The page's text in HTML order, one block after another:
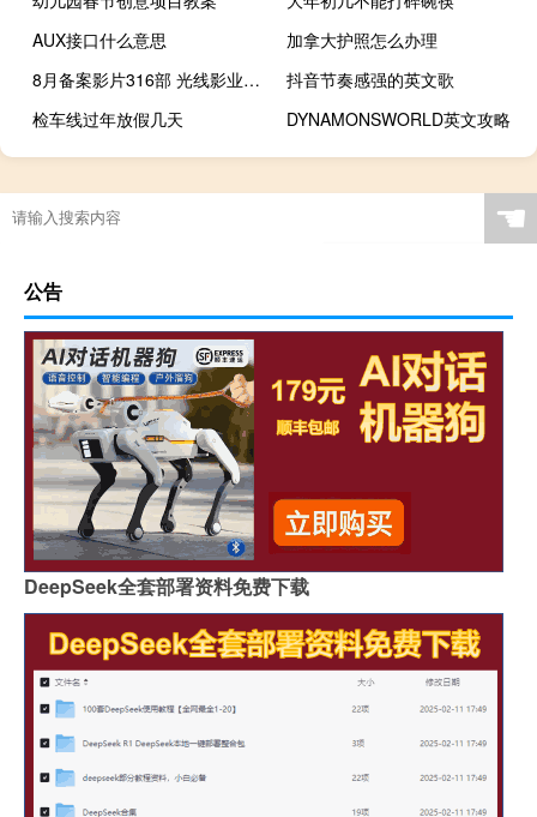
AUX接口什么意思
加拿大护照怎么办理
8月备案影片316部 光线影业领跑动画电影赛道
抖音节奏感强的英文歌
检车线过年放假几天
DYNAMONSWORLD英文攻略
☚
公告
DeepSeek全套部署资料免费下载